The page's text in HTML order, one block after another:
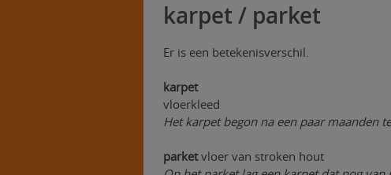
karpet / parket
Er is een betekenisverschil.
karpet
vloerkleed
Het karpet begon na een paar maanden
parketvloer van stroken hout